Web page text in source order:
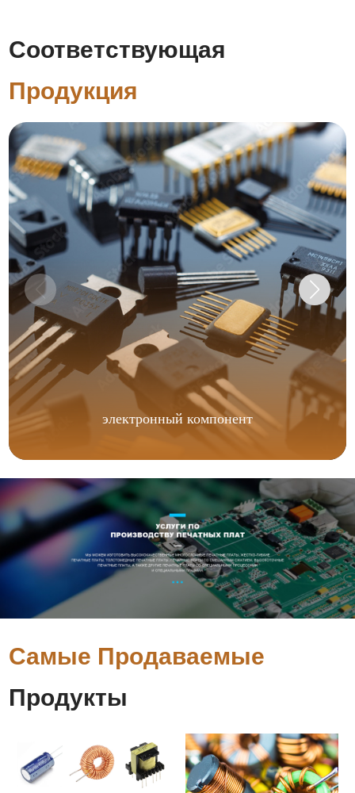
Соответствующая
Продукция
электронный компонент
Самые Продаваемые
Продукты